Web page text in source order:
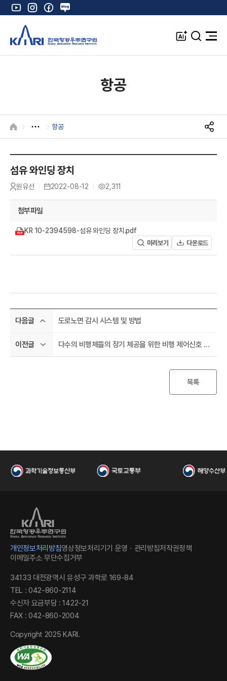
유
튜
인
스
타
그
램
페
이
북
네
이
블
로
K
A
R
I
한
A
검
전
항공
HOME 항공
S
N
섬유 와인딩 장치
작
성
원유선
등
록
2022-08-12
조
회
2,311
첨부파일
KR 10-2394598-섬유 와인딩 장치.pdf
미리보기 다운로드
다음글 도로노면 감시 시스템 및 방법
이전글 다수의 비행체들의 장기 체공을 위한 비행 제어신호 생성 방법
목록
개인정보처리방침영상정보처리기기 운영ㆍ관리방침저작권정책
이메일주소 무단수집거부
34133 대전광역시 유성구 과학로 169-84
TEL : 042-860-2114
수신자 요금부담 : 1422-21
FAX : 042-860-2004
Copyright 2025 KARI.